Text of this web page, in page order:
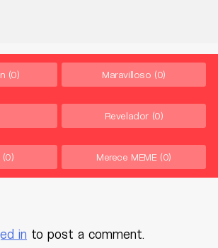
(0) Maravilloso (0)
Revelador (0)
(0) Merece MEME (0)
in to post a comment.